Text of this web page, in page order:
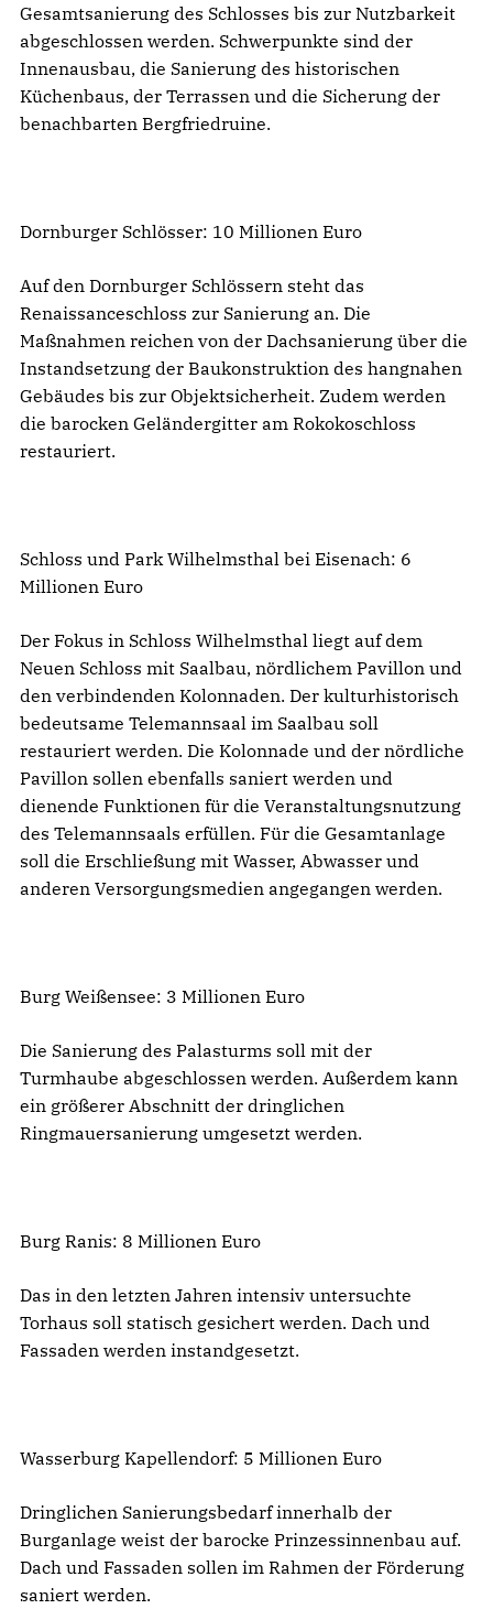
Gesamtsanierung des Schlosses bis zur Nutzbarkeit
abgeschlossen werden. Schwerpunkte sind der
Innenausbau, die Sanierung des historischen
Küchenbaus, der Terrassen und die Sicherung der
benachbarten Bergfriedruine.
Dornburger Schlösser: 10 Millionen Euro
Auf den Dornburger Schlössern steht das
Renaissanceschloss zur Sanierung an. Die
Maßnahmen reichen von der Dachsanierung über die
Instandsetzung der Baukonstruktion des hangnahen
Gebäudes bis zur Objektsicherheit. Zudem werden
die barocken Geländergitter am Rokokoschloss
restauriert.
Schloss und Park Wilhelmsthal bei Eisenach: 6
Millionen Euro
Der Fokus in Schloss Wilhelmsthal liegt auf dem
Neuen Schloss mit Saalbau, nördlichem Pavillon und
den verbindenden Kolonnaden. Der kulturhistorisch
bedeutsame Telemannsaal im Saalbau soll
restauriert werden. Die Kolonnade und der nördliche
Pavillon sollen ebenfalls saniert werden und
dienende Funktionen für die Veranstaltungsnutzung
des Telemannsaals erfüllen. Für die Gesamtanlage
soll die Erschließung mit Wasser, Abwasser und
anderen Versorgungsmedien angegangen werden.
Burg Weißensee: 3 Millionen Euro
Die Sanierung des Palasturms soll mit der
Turmhaube abgeschlossen werden. Außerdem kann
ein größerer Abschnitt der dringlichen
Ringmauersanierung umgesetzt werden.
Burg Ranis: 8 Millionen Euro
Das in den letzten Jahren intensiv untersuchte
Torhaus soll statisch gesichert werden. Dach und
Fassaden werden instandgesetzt.
Wasserburg Kapellendorf: 5 Millionen Euro
Dringlichen Sanierungsbedarf innerhalb der
Burganlage weist der barocke Prinzessinnenbau auf.
Dach und Fassaden sollen im Rahmen der Förderung
saniert werden.